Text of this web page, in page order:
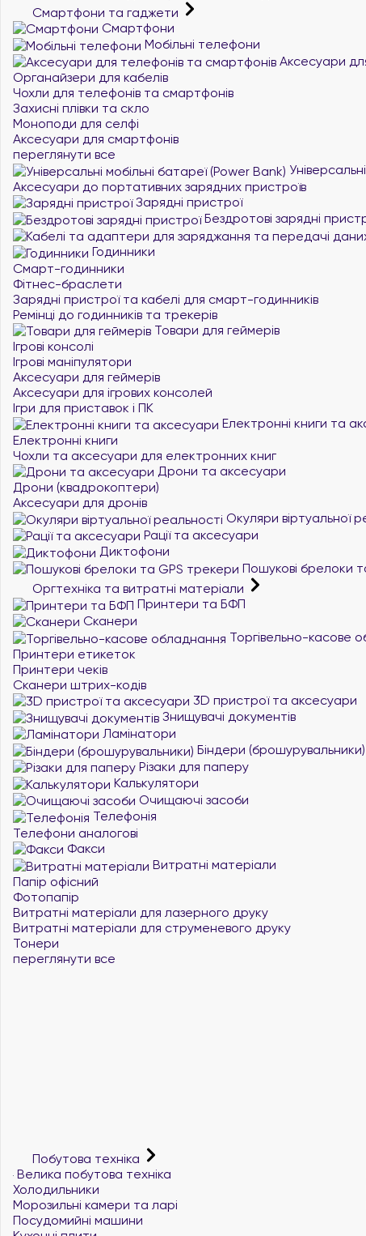
Смартфони та гаджети
Смартфони
Мобільні телефони
Аксесуари
Органайзери для кабелів
Чохли для телефонів та смартфонів
Захисні плівки та скло
Моноподи для селфі
Аксесуари для смартфонів
переглянути все
Аксесуари до портативних зарядних пристроїв
Зарядні пристрої
Бездротові зарядні
Годинники
Смарт-годинники
Фітнес-браслети
Зарядні пристрої та кабелі для смарт-годинників
Ремінці до годинників та трекерів
Товари для геймерів
Ігрові консолі
Ігрові маніпулятори
Аксесуари для геймерів
Аксесуари для ігрових консолей
Ігри для приставок і ПК
Електронні книги та
Електронні книги
Чохли та аксесуари для електронних книг
Дрони та аксесуари
Дрони (квадрокоптери)
Аксесуари для дронів
Окуляри віртуальної
Рації та аксесуари
Диктофони
Пошукові брелоки
Оргтехніка та витратні матеріали
Принтери та БФП
Сканери
Торгівельно-касове
Принтери етикеток
Принтери чеків
Сканери штрих-кодів
3D пристрої та аксесуари
Знищувачі документів
Ламінатори
Біндери (брошурувальники)
Різаки для паперу
Калькулятори
Очищаючі засоби
Телефонія
Телефони аналогові
Факси
Витратні матеріали
Папір офісний
Фотопапір
Витратні матеріали для лазерного друку
Витратні матеріали для струменевого друку
Тонери
переглянути все
Побутова техніка
Велика побутова техніка
Холодильники
Морозильні камери та ларі
Посудомийні машини